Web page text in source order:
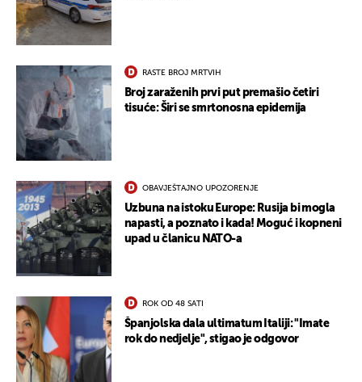
RASTE BROJ MRTVIH
Broj zaraženih prvi put premašio četiri
tisuće: Širi se smrtonosna epidemija
OBAVJEŠTAJNO UPOZORENJE
Uzbuna na istoku Europe: Rusija bi mogla
napasti, a poznato i kada! Moguć i kopneni
upad u članicu NATO-a
ROK OD 48 SATI
Španjolska dala ultimatum Italiji: "Imate
rok do nedjelje", stigao je odgovor